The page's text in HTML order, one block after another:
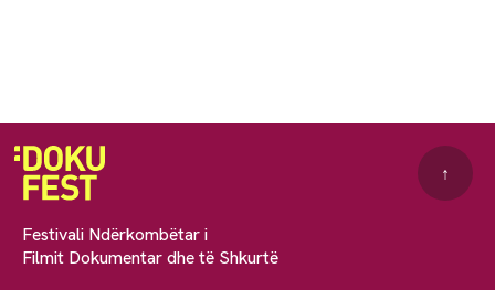
Festivali Ndërkombëtar i
Filmit Dokumentar dhe të Shkurtë
↑